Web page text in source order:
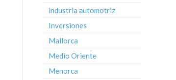
industria automotriz
Inversiones
Mallorca
Medio Oriente
Menorca